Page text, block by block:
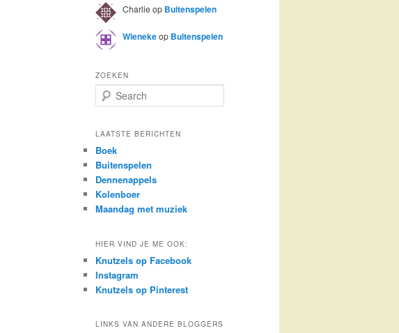
Charlie op Buitenspelen
Wienekeop Buitenspelen
ZOEKEN
e
r
h
LAATSTE BERICHTEN
Boek
Buitenspelen
Dennenappels
Kolenboer
Maandag met muziek
HIER VIND JE ME OOK:
Knutzels op Facebook
Instagram
Knutzels op Pinterest
LINKS VAN ANDERE BLOGGERS